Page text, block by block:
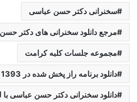
سخنرانی دکتر حسن عباسی
مرجع دانلود سخنرانی های دکتر
مجموعه جلسات کلبه کرامت
دانلود برنامه راز پخش شده در 1393
دانلود سخنرانی دکتر حسن عباسی با